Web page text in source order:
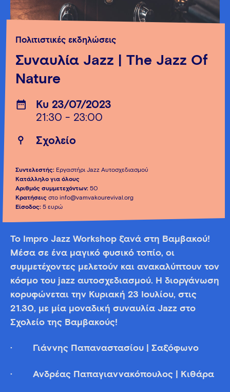
Πολιτιστικές εκδηλώσεις
Συναυλία Jazz | The Jazz Of
Nature
Κυ 23/07/2023
21:30 - 23:00
Σχολείο
Συντελεστής: Εργαστήρι Jazz Αυτοσχεδιασμού
Κατάλληλο για όλους
Αριθμός συμμετεχόντων: 50
Κρατήσεις στο info@vamvakourevival.org
Είσοδος: 5 ευρώ
Το Impro Jazz Workshop ξανά στη Βαμβακού!
Μέσα σε ένα μαγικό φυσικό τοπίο, οι
συμμετέχοντες μελετούν και ανακαλύπτουν τον
κόσμο του jazz αυτοσχεδιασμού. Η διοργάνωση
κορυφώνεται την Κυριακή 23 Ιουλίου, στις
21.30, με μία μοναδική συναυλία Jazz στο
Σχολείο της Βαμβακούς!
· ​Γιάννης Παπαναστασίου | Σαξόφωνο
· Ανδρέας Παπαγιαννακόπουλος | Κιθάρα